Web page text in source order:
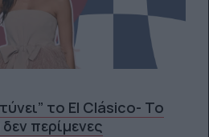
το El Clásico- Το
περίμενες